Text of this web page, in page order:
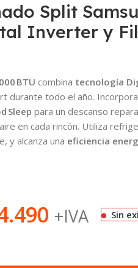
Split
Inverter y
BTU combina tecnología
durante todo el año. Incorpora
Sleep para un descanso
en cada rincón. Utiliza
y alcanza una eficiencia
+IVA Sin